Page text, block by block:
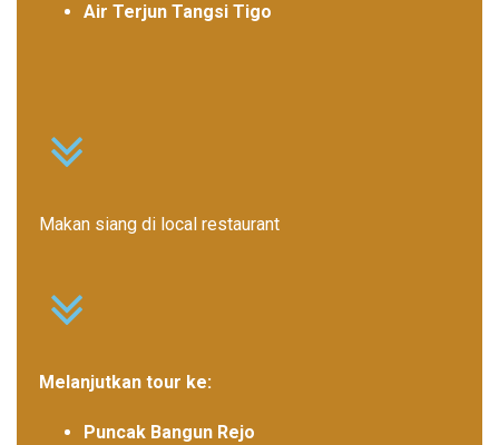
Air Terjun Tangsi Tigo
Makan siang di local restaurant
Melanjutkan tour ke:
Puncak Bangun Rejo